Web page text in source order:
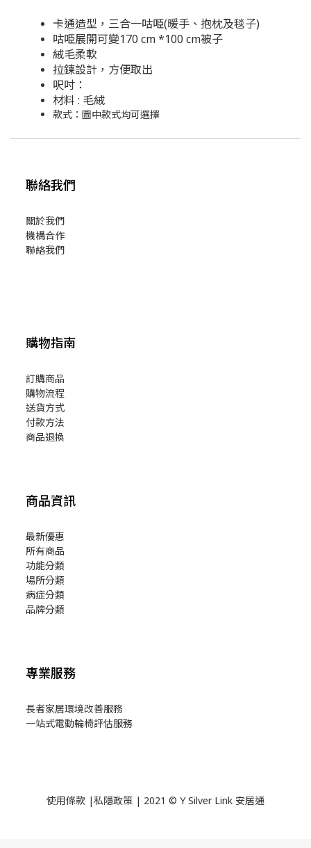
卡通造型，三合一咕𠱸(暖手、抱枕及毯子)
咕𠱸展開可變170 cm *100 cm被子
絨毛柔軟
拉鍊設計，方便取出
呎吋：
材料 : 毛絨
款式：圖中款式均可選擇
聯絡我們
關於我們
機構合作
聯絡我們
購物指南
訂購商品
購物流程
送貨方式
付款方法
商品退換
商品資訊
最新優惠
所有商品
功能分類
場所分類
病症分類
品牌分類
專業服務
長者家居環境改善服務
一站式電動輪椅評估服務
使用條款 |私隱政策 | 2021 © Y Silver Link 安居通